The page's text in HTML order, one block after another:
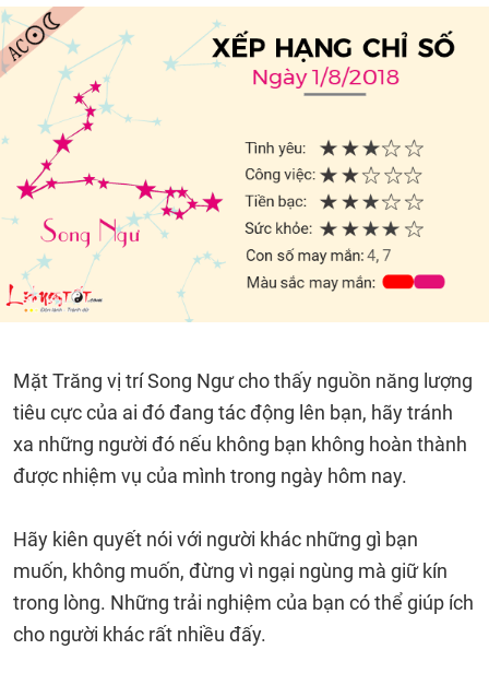
Mặt Trăng vị trí Song Ngư cho thấy nguồn năng lượng
tiêu cực của ai đó đang tác động lên bạn, hãy tránh
xa những người đó nếu không bạn không hoàn thành
được nhiệm vụ của mình trong ngày hôm nay.
Hãy kiên quyết nói với người khác những gì bạn
muốn, không muốn, đừng vì ngại ngùng mà giữ kín
trong lòng. Những trải nghiệm của bạn có thể giúp ích
cho người khác rất nhiều đấy.